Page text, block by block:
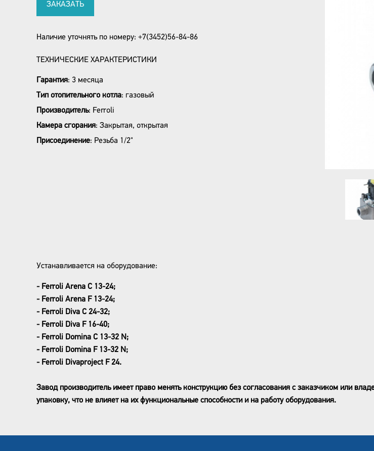
ЗАКАЗАТЬ
Наличие уточнять по номеру: +7(3452)56-84-86
ТЕХНИЧЕСКИЕ ХАРАКТЕРИСТИКИ
Гарантия: 3 месяца
Тип отопительного котла: газовый
Производитель: Ferroli
Камера сгорания: Закрытая, открытая
Присоединение: Резьба 1/2"
Устанавливается на оборудование:
- Ferroli Arena C 13-24;
- Ferroli Arena F 13-24;
- Ferroli Diva C 24-32;
- Ferroli Diva F 16-40;
- Ferroli Domina C 13-32 N;
- Ferroli Domina F 13-32 N;
- Ferroli Divaproject F 24.
Завод производитель имеет право менять конструкцию без согласования с заказчиком или
упаковку, что не влияет на их функциональные способности и на работу оборудования.